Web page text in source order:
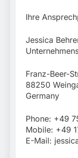
Ihre
Jessica
Franz-Beer-
88250
Germany
Phone: +49
Mobile: +49
E-Mail: